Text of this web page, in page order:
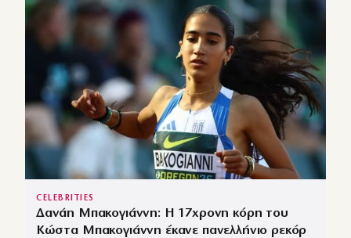
CELEBRITIES
Δανάη Μπακογιάννη: Η 17χρονη κόρη του
Κώστα Μπακογιάννη έκανε πανελλήνιο ρεκόρ